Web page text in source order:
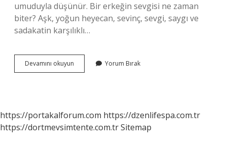
umuduyla düşünür. Bir erkeğin sevgisi ne zaman
biter? Aşk, yoğun heyecan, sevinç, sevgi, saygı ve
sadakatin karşılıklı…
Devamını okuyun
Bir
Yorum Bırak
https://portakalforum.com https://dzenlifespa.com.tr
https://dortmevsimtente.com.trSitemap